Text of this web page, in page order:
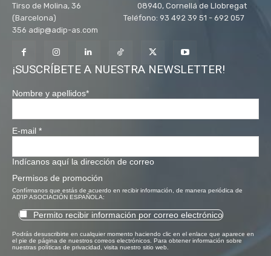
Tirso de Molina, 36 08940, Cornellá de Llobregat
(Barcelona) Teléfono: 93 492 39 51 - 692 057
356 adip@adip-as.com
¡SUSCRÍBETE A NUESTRA NEWSLETTER!
Nombre y apellidos*
E-mail *
Indícanos aquí la dirección de correo
Permisos de promoción
Confírmanos que estás de acuerdo en recibir información, de manera periódica de
AD'IP ASOCIACIÓN ESPAÑOLA:
Permito recibir información por correo electrónico
Podrás desuscribirte en cualquier momento haciendo clic en el enlace que aparece en
el pie de página de nuestros correos electrónicos. Para obtener información sobre
nuestras políticas de privacidad, visita nuestro sitio web.